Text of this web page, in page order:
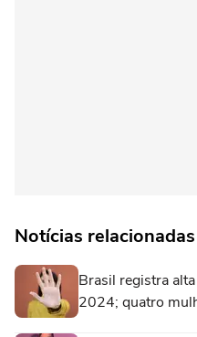
Notícias relacionadas
Brasil registra
2024; quatro